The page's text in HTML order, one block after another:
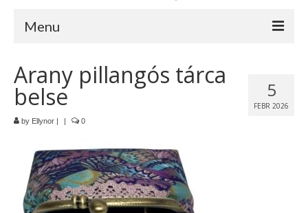
Menu
Termékek
Szettek
Akciós termékek
Táskák
Neszeszerek
5
FEBR 2026
Arany pillangós tárca
belse
by Ellynor | | 0